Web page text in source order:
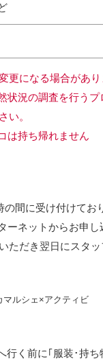
になる場合があり
況の調査を行う
い。
は持ち帰れません
間に受け付けてお
ネットからお申
ただき翌日にスタ
マルシェ×アクティビ
行く前に｢服装･持ち